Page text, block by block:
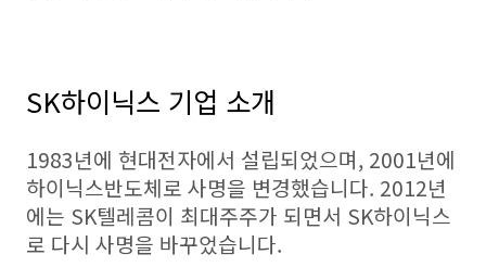
SK하이닉스 기업 소개
1983년에 현대전자에서 설립되었으며, 2001년에
하이닉스반도체로 사명을 변경했습니다. 2012년
에는 SK텔레콤이 최대주주가 되면서 SK하이닉스
로 다시 사명을 바꾸었습니다.